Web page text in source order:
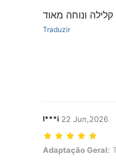
ונוחה מאוד
Traduzir
l***i 22 Jun,2026
Adaptação Geral:
Adaptação Geral: